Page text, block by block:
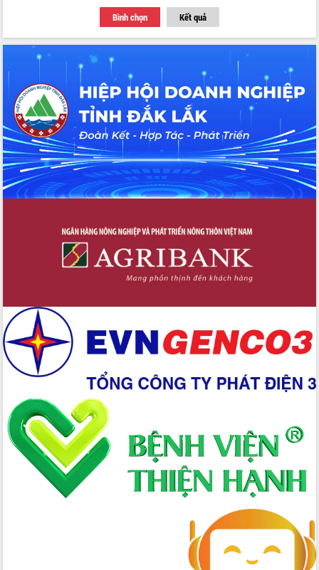
Tập huấn ứng dụng trí tuệ nhân tạo (AI)
trong thương mại điện tử năm 2026
Đoàn đại biểu Quốc hội tỉnh Đắk Lắk
trao đổi thông tin trước Kỳ họp thứ
nhất, Quốc hội khóa XVI
Quyết liệt cải cách hành chính, khơi
thông nguồn lực phát triển
Nâng cao hiệu lực, hiệu quả HĐND
tỉnh thông qua hiện đại hóa hành chính
Xã Ea Phê gắn cải cách hành chính với
chuyển đổi số
Phó Chủ tịch Thường trực UBND tỉnh
Hồ Thị Nguyên Thảo làm việc tại Trung
Xây dựng nền hành chính số đồng
hành cùng nông dân dân, doanh nghiệp
Giai đoạn 2026-2030, Đắk Lắk phấn
mới
Chuyển đổi số 'mở đường' cho nông
nghiệp Đắk Lắk tăng trưởng bứt phá
Triển khai đồng bộ đo đạc, lập hồ sơ
địa chính, hoàn thiện cơ sở dữ liệu đất
Ứng dụng sinh trắc học - Bước tiến
trong hành trình chuyển đổi số tại Đắk
Lắk
Đắk Lắk nâng cao hiệu quả công tác
Đảng từ Sổ tay đảng viên điện tử
Đắk Lắk đẩy mạnh nuôi biển công
nghệ, hướng tới phát triển thủy sản
Bình chọn Kết quả